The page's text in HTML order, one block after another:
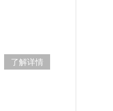
了解详情